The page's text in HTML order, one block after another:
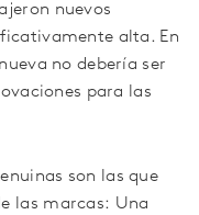
nuevos
alta. En
no debería ser
para las
son las que
las marcas: Una